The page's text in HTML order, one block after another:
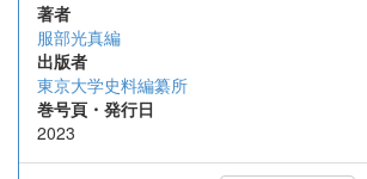
著者
服部光真編
出版者
東京大学史料編纂所
巻号頁・発行日
2023